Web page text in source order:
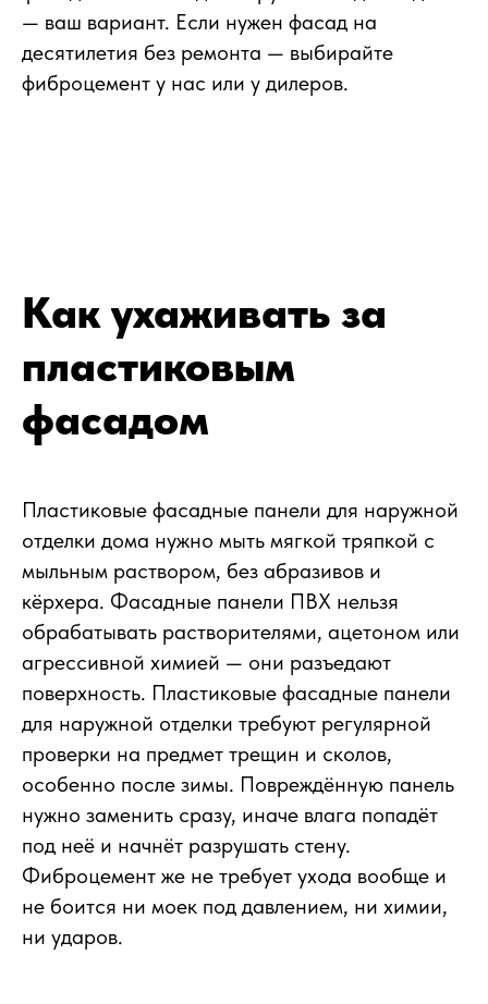
— ваш вариант. Если нужен фасад на
десятилетия без ремонта — выбирайте
фиброцемент у нас или у дилеров.
Как ухаживать за
пластиковым
фасадом
Пластиковые фасадные панели для наружной
отделки дома нужно мыть мягкой тряпкой с
мыльным раствором, без абразивов и
кёрхера. Фасадные панели ПВХ нельзя
обрабатывать растворителями, ацетоном или
агрессивной химией — они разъедают
поверхность. Пластиковые фасадные панели
для наружной отделки требуют регулярной
проверки на предмет трещин и сколов,
особенно после зимы. Повреждённую панель
нужно заменить сразу, иначе влага попадёт
под неё и начнёт разрушать стену.
Фиброцемент же не требует ухода вообще и
не боится ни моек под давлением, ни химии,
ни ударов.